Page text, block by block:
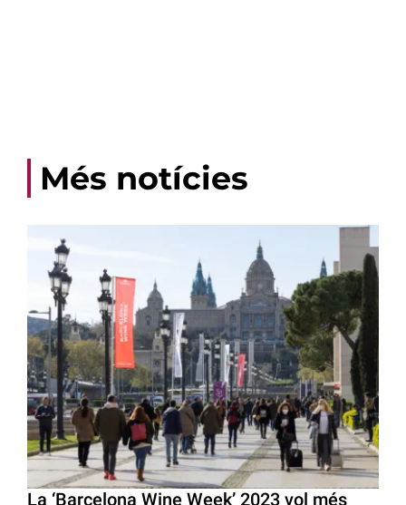
Més notícies
La ‘Barcelona Wine Week’ 2023 vol més